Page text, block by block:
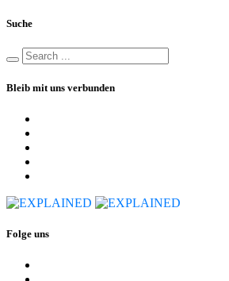
Suche
Bleib mit uns verbunden
Folge uns